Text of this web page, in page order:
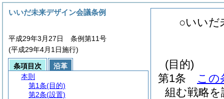
○いいだ
(目的)
第1条
この
組む戦略
いいだ未来デザイン会議条例
平成29年3月27日 条例第11号
(平成29年4月1日施行)
条項目次
沿革
本則
第1条(目的)
第2条(設置)